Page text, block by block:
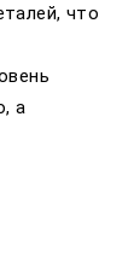
что
а